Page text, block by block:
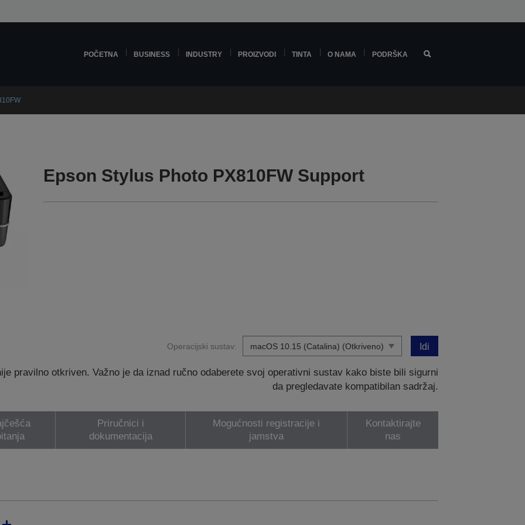
POČETNA BUSINESS INDUSTRY PROIZVODI TINTA O NAMA PODRŠKA
Epson Stylus Photo PX810FW Support
Operacijski sustav: Idi
pravilno otkriven. Važno je da iznad ručno odaberete svoj operativni sustav kako biste bili sigurni
da pregledavate kompatibilan sadržaj.
Priručnici i
dokumentacija
Mogućnosti registracije i
jamstva
Kontaktirajte
nas